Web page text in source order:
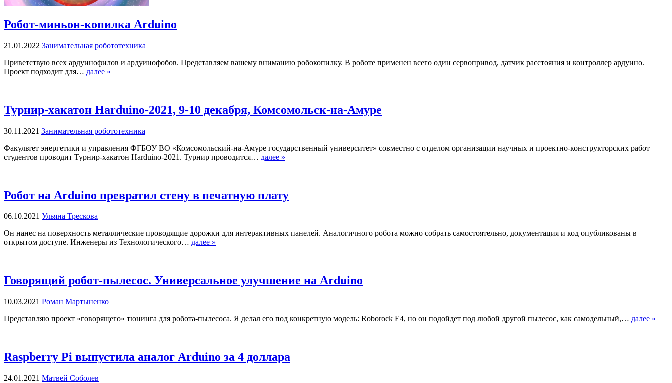
Робот-миньон-копилка Arduino
21.01.2022 Занимательная робототехника
Приветствую всех ардуинофилов и ардуинофобов. Представляем вашему вниманию робокопилку. В роботе применен всего один сервопривод, датчик расстояния и контроллер ардуино.
Проект подходит для… далее »
Турнир-хакатон Harduino-2021, 9-10 декабря, Комсомольск-на-Амуре
30.11.2021 Занимательная робототехника
Факультет энергетики и управления ФГБОУ ВО «Комсомольский-на-Амуре государственный университет» совместно с отделом организации научных и проектно-конструкторских работ
студентов проводит Турнир-хакатон Harduino-2021. Турнир проводится… далее »
Робот на Arduino превратил стену в печатную плату
06.10.2021 Ульяна Трескова
Он нанес на поверхность металлические проводящие дорожки для интерактивных панелей. Аналогичного робота можно собрать самостоятельно, документация и код опубликованы в
открытом доступе. Инженеры из Технологического… далее »
Говорящий робот-пылесос. Универсальное улучшение на Arduino
10.03.2021 Роман Мартыненко
Представляю проект «говорящего» тюнинга для робота-пылесоса. Я делал его под конкретную модель: Roborock E4, но он подойдет под любой другой пылесос, как самодельный,… далее »
Raspberry Pi выпустила аналог Arduino за 4 доллара
24.01.2021 Матвей Соболев